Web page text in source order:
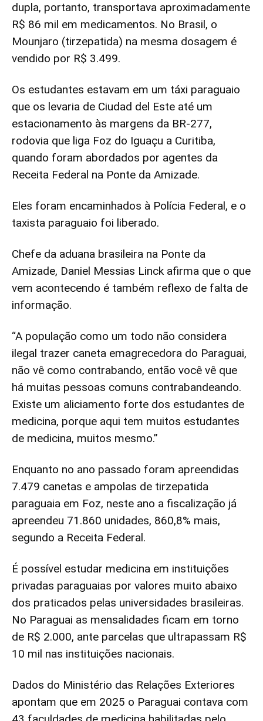
dupla, portanto, transportava aproximadamente
R$ 86 mil em medicamentos. No Brasil, o
Mounjaro (tirzepatida) na mesma dosagem é
vendido por R$ 3.499.
Os estudantes estavam em um táxi paraguaio
que os levaria de Ciudad del Este até um
estacionamento às margens da BR-277,
rodovia que liga Foz do Iguaçu a Curitiba,
quando foram abordados por agentes da
Receita Federal na Ponte da Amizade.
Eles foram encaminhados à Polícia Federal, e o
taxista paraguaio foi liberado.
Chefe da aduana brasileira na Ponte da
Amizade, Daniel Messias Linck afirma que o que
vem acontecendo é também reflexo de falta de
informação.
“A população como um todo não considera
ilegal trazer caneta emagrecedora do Paraguai,
não vê como contrabando, então você vê que
há muitas pessoas comuns contrabandeando.
Existe um aliciamento forte dos estudantes de
medicina, porque aqui tem muitos estudantes
de medicina, muitos mesmo.”
Enquanto no ano passado foram apreendidas
7.479 canetas e ampolas de tirzepatida
paraguaia em Foz, neste ano a fiscalização já
apreendeu 71.860 unidades, 860,8% mais,
segundo a Receita Federal.
É possível estudar medicina em instituições
privadas paraguaias por valores muito abaixo
dos praticados pelas universidades brasileiras.
No Paraguai as mensalidades ficam em torno
de R$ 2.000, ante parcelas que ultrapassam R$
10 mil nas instituições nacionais.
Dados do Ministério das Relações Exteriores
apontam que em 2025 o Paraguai contava com